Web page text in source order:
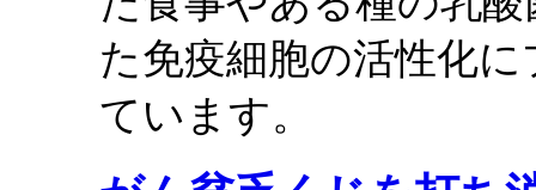
た免疫細胞の活性化
ています。